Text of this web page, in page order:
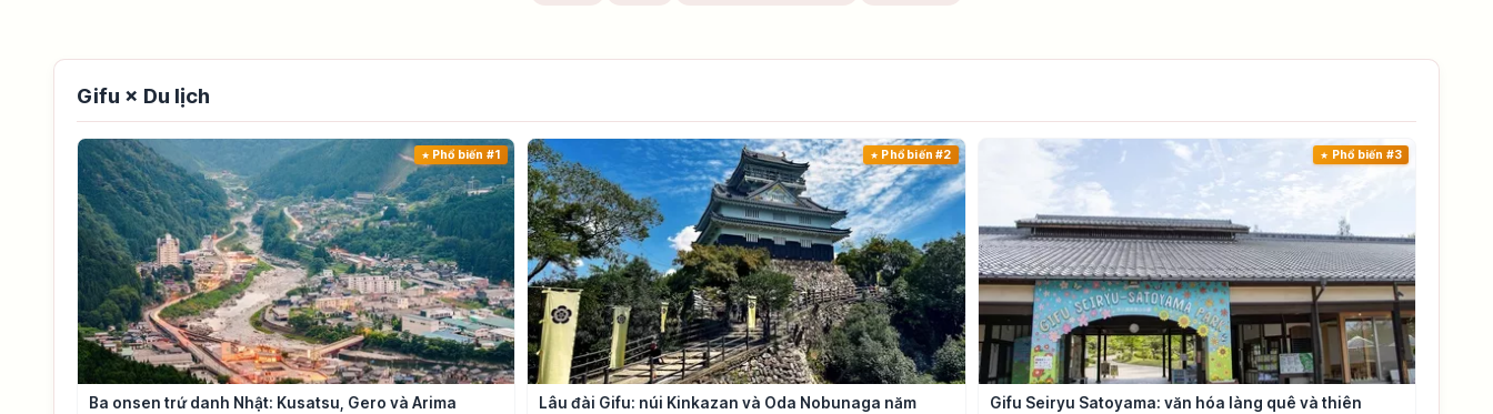
Gifu × Du lịch
Phổ biến #1
Ba onsen trứ danh Nhật: Kusatsu, Gero và Arima
Phổ biến #2
Lâu đài Gifu: núi Kinkazan và Oda Nobunaga năm
Phổ biến #3
Gifu Seiryu Satoyama: văn hóa làng quê và thiên